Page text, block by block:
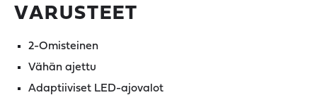
VARUSTEET
2-Omisteinen
Vähän ajettu
Adaptiiviset LED-ajovalot